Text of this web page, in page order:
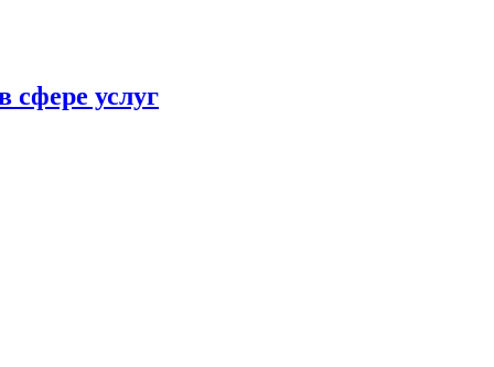
сфере услуг